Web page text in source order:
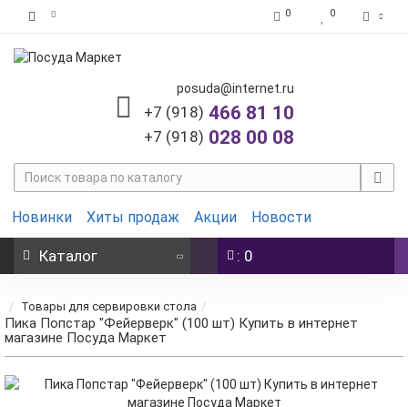
0 0
posuda@internet.ru
+7 (918) 466 81 10
+7 (918) 028 00 08
Новинки Хиты продаж Акции Новости
Каталог : 0
Товары для сервировки стола
Пика Попстар "Фейерверк" (100 шт) Купить в интернет
магазине Посуда Маркет